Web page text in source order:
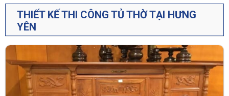
THIẾT KẾ THI CÔNG TỦ THỜ TẠI HƯNG
YÊN